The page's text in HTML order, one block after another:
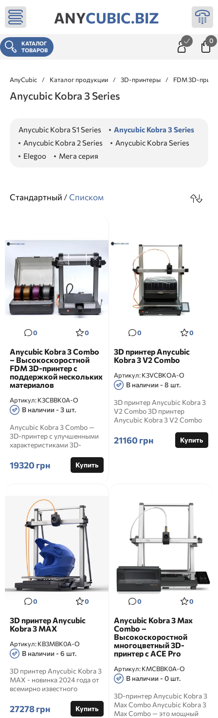
ANYCUBIC.BIZ
КАТАЛОГ
ТОВАРОВ
0
AnyCubic / Каталог продукции / 3D-принтеры / FDM 3D-
Anycubic Kobra 3 Series
Anycubic Kobra S1 Series
Anycubic Kobra 3 Series
Anycubic Kobra 2 Series
Anycubic Kobra Series
Elegoo
Мега серия
Стандартный / Списком
0 0
Anycubic Kobra 3 Combo
– Высокоскоростной
FDM 3D-принтер с
поддержкой нескольких
материалов
Артикул:K3CBBK0A-O
В наличии - 3 шт.
Anycubic Kobra 3 Combo —
3D-принтер с улучшенными
характеристиками 3D-
19320 грн Купить
0 0
3D принтер Anycubic
Kobra 3 V2 Combo
Артикул:K3VCBKOA-O
В наличии - 8 шт.
3D принтер Anycubic Kobra 3
V2 Combo 3D принтер
Anycubic Kobra 3 V2 Combo
21160 грн Купить
0 0
3D принтер Anycubic
Kobra 3 MAX
Артикул:KB3MBK0A-O
В наличии - 6 шт.
3D принтер Anycubic Kobra 3
MAX - новинка 2024 года от
всемирно известного
27278 грн Купить
0 0
Anycubic Kobra 3 Max
Combo –
Высокоскоростной
многоцветный 3D-
принтер с ACE Pro
Артикул:KMCBBK0A-O
В наличии - 0 шт.
3D-принтер Anycubic Kobra 3
Max Combo Anycubic Kobra 3
Max Combo — это мощный